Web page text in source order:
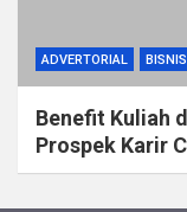
ADVERTORIAL BISNIS
Benefit Kuliah
Prospek Karir